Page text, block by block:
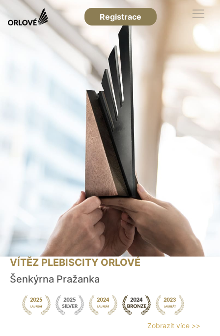
Registrace
VÍTĚZ PLEBISCITY ORLOVÉ
Šenkýrna Pražanka
Zobrazit více >>